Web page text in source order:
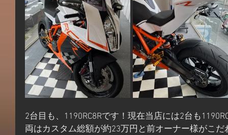
2台目も、1190RC8Rです！現在当店には2台も
両はカスタム総額が約23万円と前オーナー様がこ